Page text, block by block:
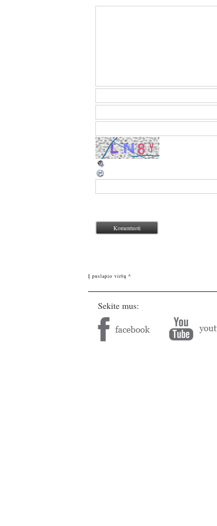
Į puslapio viršų ^
Sekite mus: